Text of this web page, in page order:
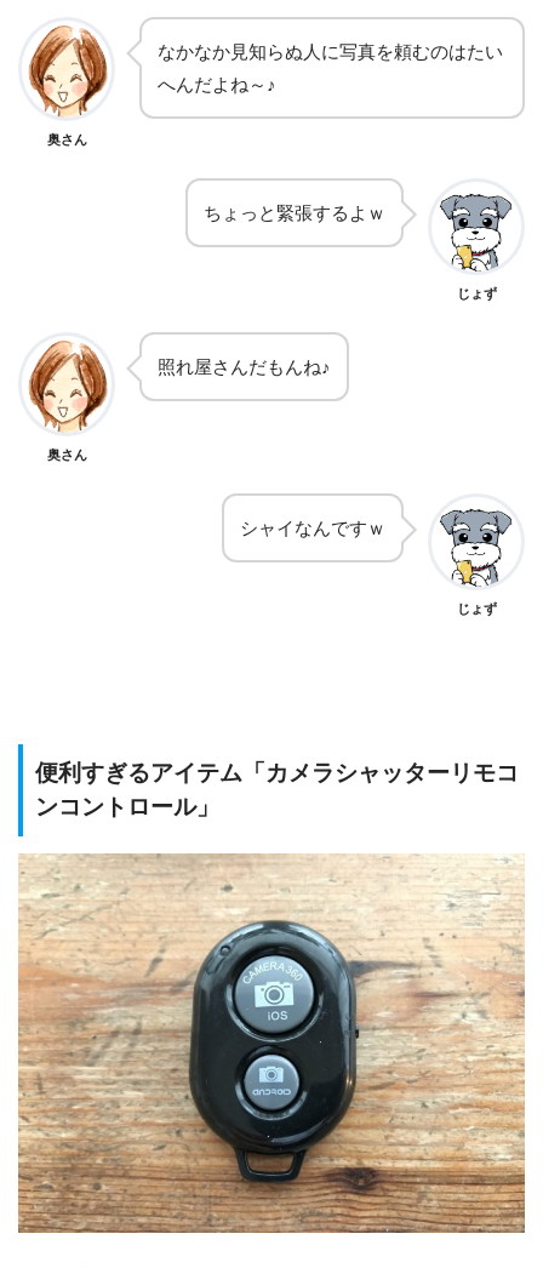
奥さん
なかなか見知らぬ人に写真を頼むのはたい
へんだよね～♪
ちょっと緊張するよｗ
じょず
奥さん
照れ屋さんだもんね♪
シャイなんですｗ
じょず
便利すぎるアイテム「カメラシャッターリモコ
ンコントロール」